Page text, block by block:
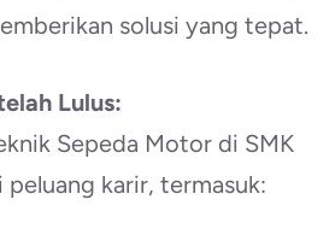
solusi yang tepat.
Lulus:
Sepeda Motor di SMK
karir, termasuk: